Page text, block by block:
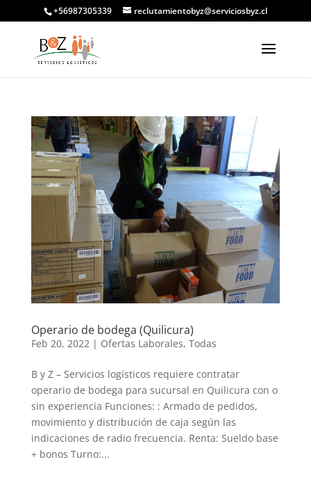
+56987305339 reclutamientobyz@serviciosbyz.cl
Operario de bodega (Quilicura)
Feb 20, 2022| Ofertas Laborales, Todas
B y Z – Servicios logísticos requiere contratar
operario de bodega para sucursal en Quilicura con o
sin experiencia Funciones: : Armado de pedidos,
movimiento y distribución de caja según las
indicaciones de radio frecuencia. Renta: Sueldo base
+ bonos Turno:...